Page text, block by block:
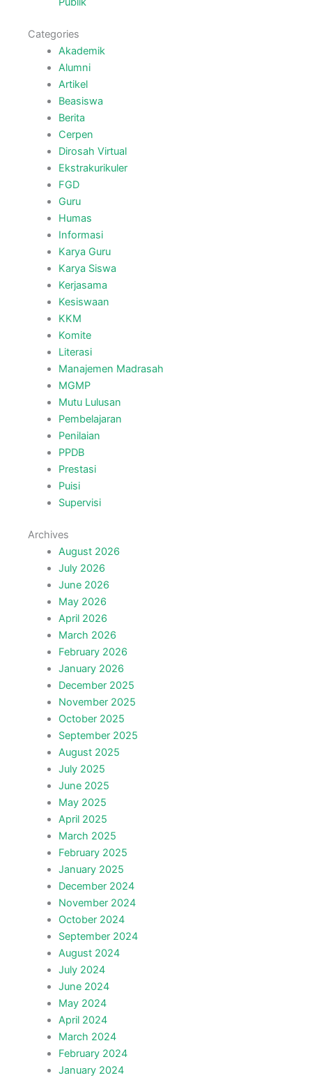
Categories
Akademik
Alumni
Artikel
Beasiswa
Berita
Cerpen
Dirosah Virtual
Ekstrakurikuler
FGD
Guru
Humas
Informasi
Karya Guru
Karya Siswa
Kerjasama
Kesiswaan
KKM
Komite
Literasi
Manajemen Madrasah
MGMP
Mutu Lulusan
Pembelajaran
Penilaian
PPDB
Prestasi
Puisi
Supervisi
Archives
August 2026
July 2026
June 2026
May 2026
April 2026
March 2026
February 2026
January 2026
December 2025
November 2025
October 2025
September 2025
August 2025
July 2025
June 2025
May 2025
April 2025
March 2025
February 2025
January 2025
December 2024
November 2024
October 2024
September 2024
August 2024
July 2024
June 2024
May 2024
April 2024
March 2024
February 2024
January 2024